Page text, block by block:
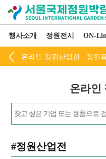
행사소개 정원전시 ON-
온라인 정원산업전 정원
온라인
#정원산업전